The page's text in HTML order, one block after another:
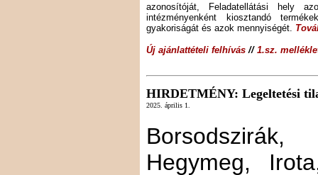
azonosítóját, Feladatellátási hely
intézményenként kiosztandó
gyakoriságát és azok mennyiségét.
Új ajánlattételi felhívás // 1.sz.
HIRDETMÉNY: Legeltetési
2025. április 1.
Hegymeg,